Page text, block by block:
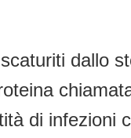
dallo
di infezioni